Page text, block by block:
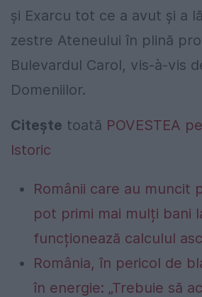
și Exarcu tot ce a avut și a
zestre Ateneului în plină
Bulevardul Carol, vis-à-vis
Domeniilor.
Citește toată POVESTEA
Istoric
Românii care au muncit
pot primi mai mulți bani
funcționează calculul
România, în pericol de
în energie: „Trebuie să